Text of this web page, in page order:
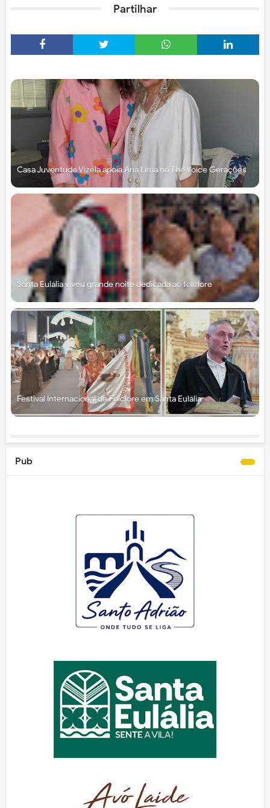
Partilhar
Casa Juventude Vizela apoia Ana Lima no The Voice Gerações
Santa Eulália viveu grande noite dedicada ao folclore
Festival Internacional de Folclore em Santa Eulália
Pub